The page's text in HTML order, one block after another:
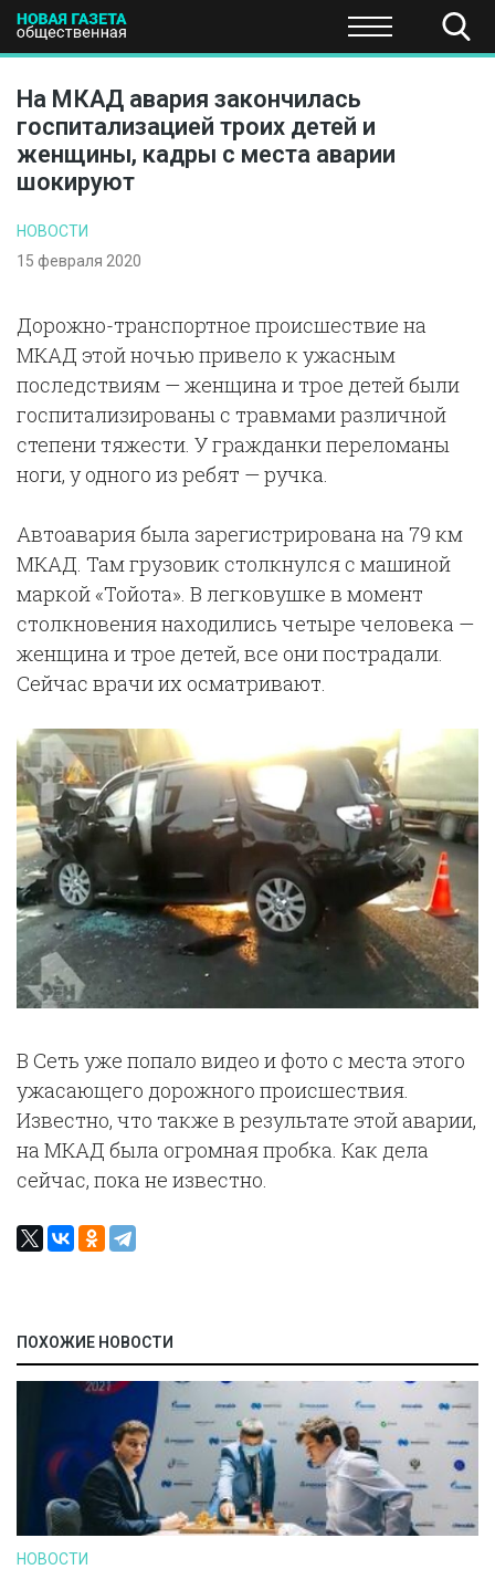
ПОЛИТИКА ЭКОНОМИКА НАУКА И
На МКАД авария закончилась
госпитализацией троих детей и
женщины, кадры с места аварии
шокируют
НОВОСТИ
15 февраля 2020
Дорожно-транспортное происшествие на
МКАД этой ночью привело к ужасным
последствиям — женщина и трое детей были
госпитализированы с травмами различной
степени тяжести. У гражданки переломаны
ноги, у одного из ребят — ручка.
Автоавария была зарегистрирована на 79 км
МКАД. Там грузовик столкнулся с машиной
маркой «Тойота». В легковушке в момент
столкновения находились четыре человека —
женщина и трое детей, все они пострадали.
Сейчас врачи их осматривают.
В Сеть уже попало видео и фото с места этого
ужасающего дорожного происшествия.
Известно, что также в результате этой аварии,
на МКАД была огромная пробка. Как дела
сейчас, пока не известно.
ПОХОЖИЕ НОВОСТИ
НОВОСТИ